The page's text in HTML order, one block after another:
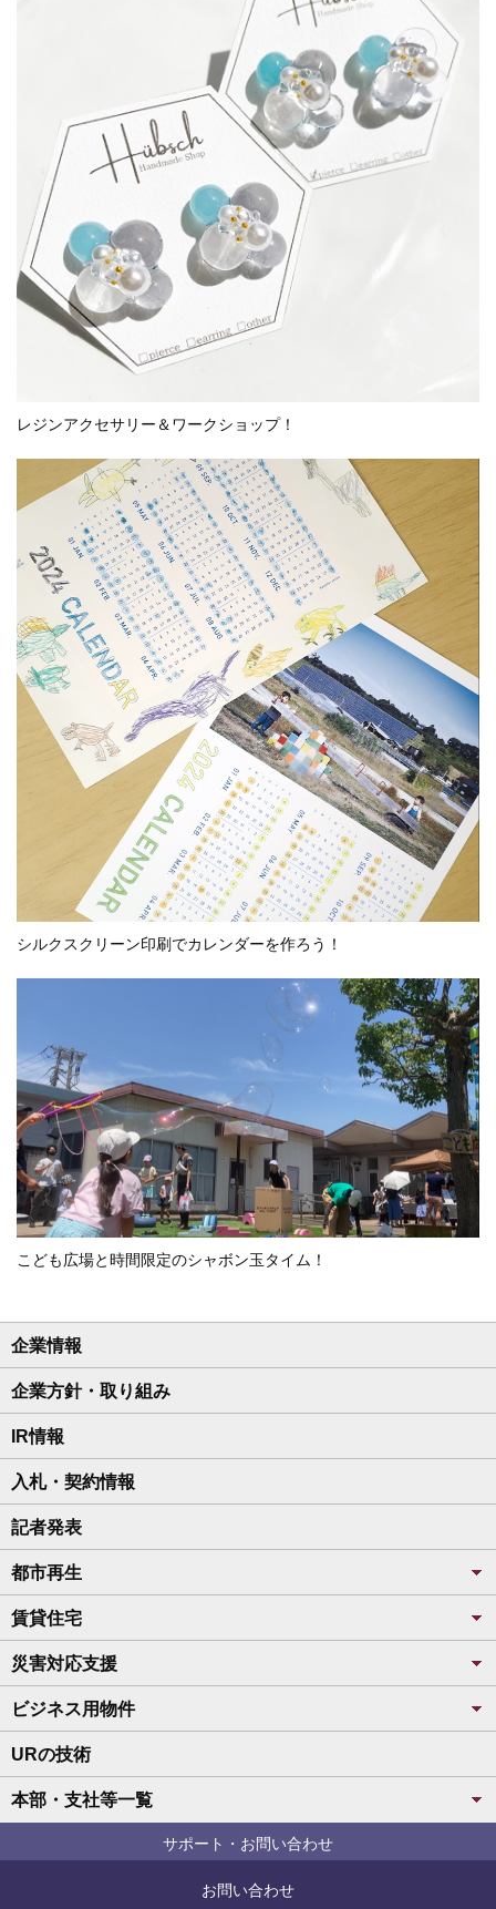
レジンアクセサリー＆ワークショップ！
シルクスクリーン印刷でカレンダーを作ろう！
こども広場と時間限定のシャボン玉タイム！
企業情報
企業方針・取り組み
IR情報
入札・契約情報
記者発表
都市再生
賃貸住宅
災害対応支援
ビジネス用物件
URの技術
本部・支社等一覧
サポート・お問い合わせ
お問い合わせ